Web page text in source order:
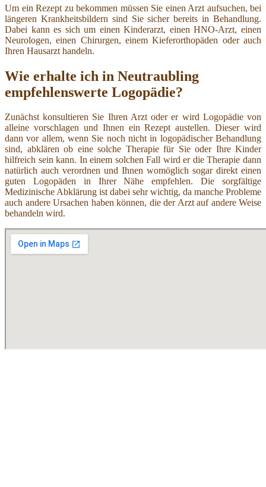
Um ein Rezept zu bekommen müssen Sie einen Arzt aufsuchen, bei
längeren Krankheitsbildern sind Sie sicher bereits in Behandlung.
Dabei kann es sich um einen Kinderarzt, einen HNO-Arzt, einen
Neurologen, einen Chirurgen, einem Kieferorthopäden oder auch
Ihren Hausarzt handeln.
Wie erhalte ich in Neutraubling
empfehlenswerte Logopädie?
Zunächst konsultieren Sie Ihren Arzt oder er wird Logopädie von
alleine vorschlagen und Ihnen ein Rezept austellen. Dieser wird
dann vor allem, wenn Sie noch nicht in logopädischer Behandlung
sind, abklären ob eine solche Therapie für Sie oder Ihre Kinder
hilfreich sein kann. In einem solchen Fall wird er die Therapie dann
natürlich auch verordnen und Ihnen womöglich sogar direkt einen
guten Logopäden in Ihrer Nähe empfehlen. Die sorgfältige
Medizinische Abklärung ist dabei sehr wichtig, da manche Probleme
auch andere Ursachen haben können, die der Arzt auf andere Weise
behandeln wird.